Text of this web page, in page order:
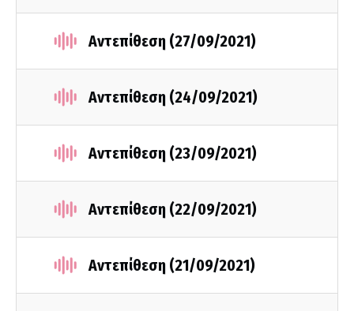
Αντεπίθεση (27/09/2021)
Αντεπίθεση (24/09/2021)
Αντεπίθεση (23/09/2021)
Αντεπίθεση (22/09/2021)
Αντεπίθεση (21/09/2021)